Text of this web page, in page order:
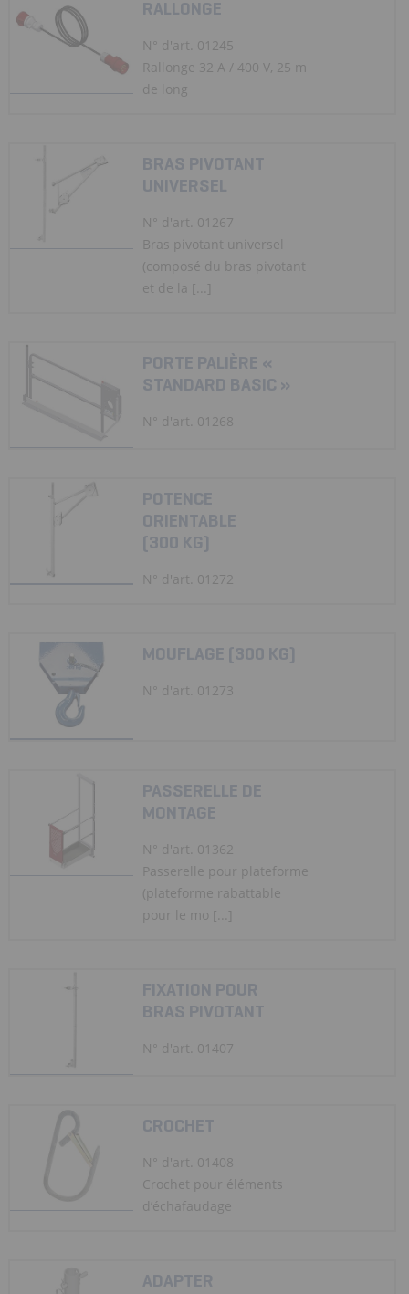
RALLONGE
N° d'art. 01245
Rallonge 32 A / 400 V, 25 m
de long
BRAS PIVOTANT
UNIVERSEL
N° d'art. 01267
Bras pivotant universel
(composé du bras pivotant
et de la [...]
PORTE PALIÈRE «
STANDARD BASIC »
N° d'art. 01268
POTENCE
ORIENTABLE
(300 KG)
N° d'art. 01272
MOUFLAGE (300 KG)
N° d'art. 01273
PASSERELLE DE
MONTAGE
N° d'art. 01362
Passerelle pour plateforme
(plateforme rabattable
pour le mo [...]
FIXATION POUR
BRAS PIVOTANT
N° d'art. 01407
CROCHET
N° d'art. 01408
Crochet pour éléments
d’échafaudage
ADAPTER